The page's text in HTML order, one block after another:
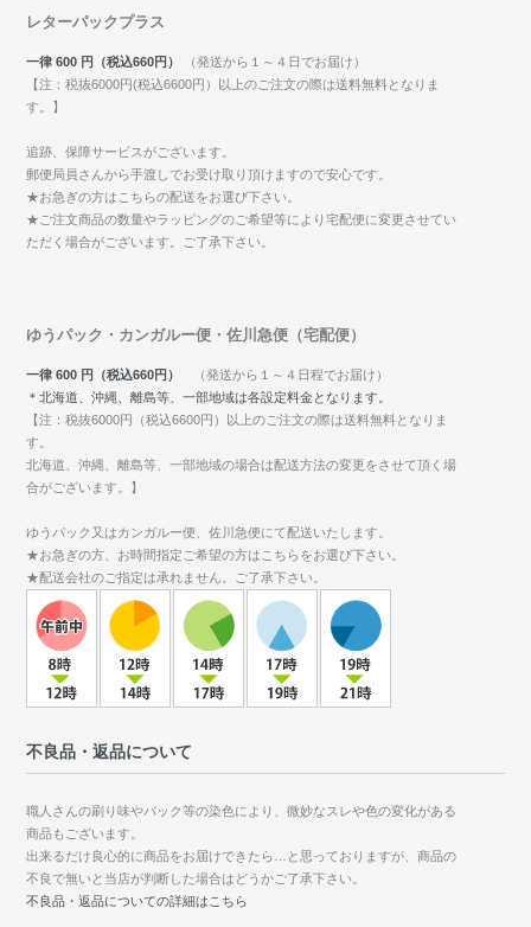
レターパックプラス
一律 600 円（税込660円）
（発送から１～４日でお届け）
【注：税抜6000円(税込6600円）以上のご注文の際は送料無料となりま
す。】
追跡、保障サービスがございます。
郵便局員さんから手渡しでお受け取り頂けますので安心です。
★お急ぎの方はこちらの配送をお選び下さい。
★ご注文商品の数量やラッピングのご希望等により宅配便に変更させてい
ただく場合がございます。ご了承下さい。
ゆうパック・カンガルー便・佐川急便（宅配便）
一律 600 円（税込660円）
（発送から１～４日程でお届け）
＊北海道、沖縄、離島等、一部地域は各設定料金となります。
【注：税抜6000円（税込6600円）以上のご注文の際は送料無料となりま
す。
北海道、沖縄、離島等、一部地域の場合は配送方法の変更をさせて頂く場
合がございます。】
ゆうパック又はカンガルー便、佐川急便にて配送いたします。
★お急ぎの方、お時間指定ご希望の方はこちらをお選び下さい。
★配送会社のご指定は承れません。ご了承下さい。
不良品・返品について
職人さんの刷り味やバック等の染色により、微妙なスレや色の変化がある
商品もございます。
出来るだけ良心的に商品をお届けできたら…と思っておりますが、商品の
不良で無いと当店が判断した場合はどうかご了承下さい。
不良品・返品についての詳細はこちら